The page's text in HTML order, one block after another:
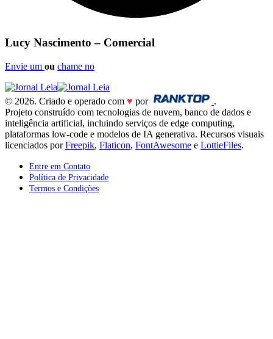
Lucy Nascimento – Comercial
Envie um ou chame no
© 2026. Criado e operado com ♥ por
.
Projeto construído com tecnologias de nuvem, banco de dados e
inteligência artificial, incluindo serviços de edge computing,
plataformas low-code e modelos de IA generativa. Recursos visuais
licenciados porFreepik, Flaticon, FontAwesome e LottieFiles.
Entre em Contato
Política de Privacidade
Termos e Condições